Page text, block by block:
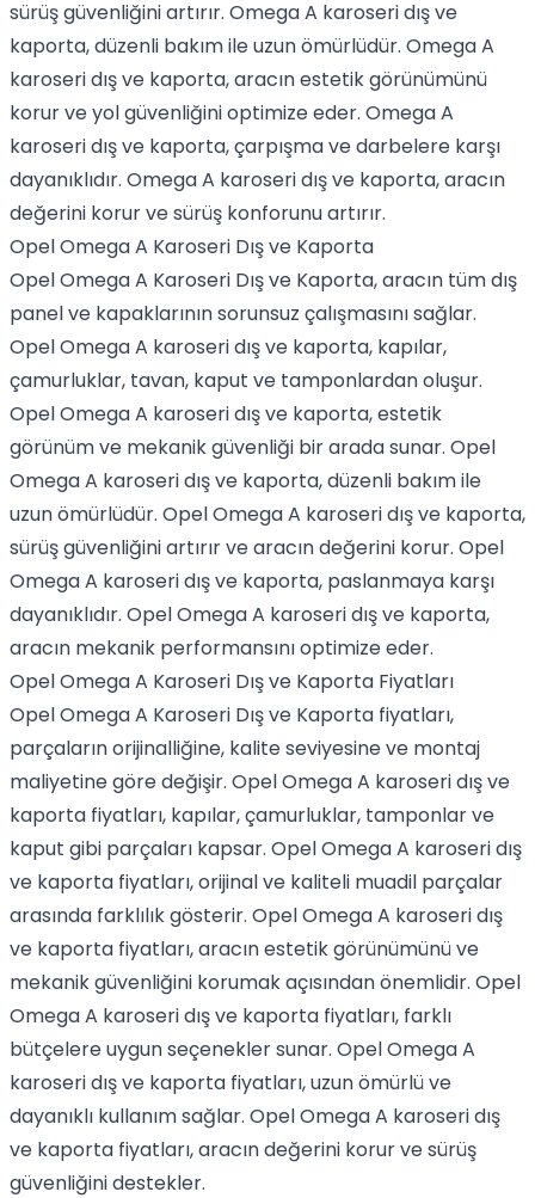
sürüş güvenliğini artırır. Omega A karoseri dış ve
kaporta, düzenli bakım ile uzun ömürlüdür. Omega A
karoseri dış ve kaporta, aracın estetik görünümünü
korur ve yol güvenliğini optimize eder. Omega A
karoseri dış ve kaporta, çarpışma ve darbelere karşı
dayanıklıdır. Omega A karoseri dış ve kaporta, aracın
değerini korur ve sürüş konforunu artırır.
Opel Omega A Karoseri Dış ve Kaporta
Opel Omega A Karoseri Dış ve Kaporta, aracın tüm dış
panel ve kapaklarının sorunsuz çalışmasını sağlar.
Opel Omega A karoseri dış ve kaporta, kapılar,
çamurluklar, tavan, kaput ve tamponlardan oluşur.
Opel Omega A karoseri dış ve kaporta, estetik
görünüm ve mekanik güvenliği bir arada sunar. Opel
Omega A karoseri dış ve kaporta, düzenli bakım ile
uzun ömürlüdür. Opel Omega A karoseri dış ve kaporta,
sürüş güvenliğini artırır ve aracın değerini korur. Opel
Omega A karoseri dış ve kaporta, paslanmaya karşı
dayanıklıdır. Opel Omega A karoseri dış ve kaporta,
aracın mekanik performansını optimize eder.
Opel Omega A Karoseri Dış ve Kaporta Fiyatları
Opel Omega A Karoseri Dış ve Kaporta fiyatları,
parçaların orijinalliğine, kalite seviyesine ve montaj
maliyetine göre değişir. Opel Omega A karoseri dış ve
kaporta fiyatları, kapılar, çamurluklar, tamponlar ve
kaput gibi parçaları kapsar. Opel Omega A karoseri dış
ve kaporta fiyatları, orijinal ve kaliteli muadil parçalar
arasında farklılık gösterir. Opel Omega A karoseri dış
ve kaporta fiyatları, aracın estetik görünümünü ve
mekanik güvenliğini korumak açısından önemlidir. Opel
Omega A karoseri dış ve kaporta fiyatları, farklı
bütçelere uygun seçenekler sunar. Opel Omega A
karoseri dış ve kaporta fiyatları, uzun ömürlü ve
dayanıklı kullanım sağlar. Opel Omega A karoseri dış
ve kaporta fiyatları, aracın değerini korur ve sürüş
güvenliğini destekler.